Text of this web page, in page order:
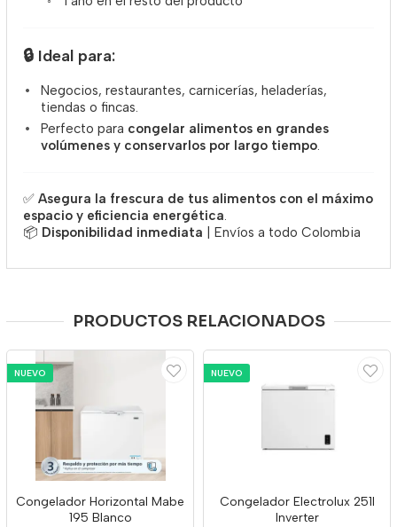
🔒 Ideal para:
Negocios, restaurantes, carnicerías, heladerías,
tiendas o fincas.
Perfecto para congelar alimentos en grandes
volúmenes y conservarlos por largo tiempo.
✅ Asegura la frescura de tus alimentos con el máximo
espacio y eficiencia energética.
📦 Disponibilidad inmediata | Envíos a todo Colombia
PRODUCTOS RELACIONADOS
NUEVO
Congelador Horizontal Mabe
195 Blanco
NUEVO
Congelador Electrolux 251l
Inverter